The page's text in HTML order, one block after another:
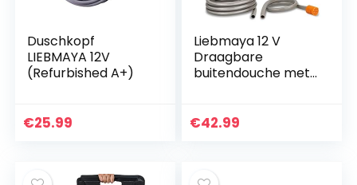
Duschkopf
LIEBMAYA 12V
(Refurbished A+)
€25.99
Liebmaya 12 V
Draagbare
buitendouche met
kamperen,
€42.99